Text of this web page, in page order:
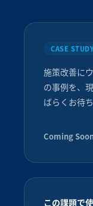
CASE
施策改善に
の事例を、
ばらくお待
Coming
この課題で